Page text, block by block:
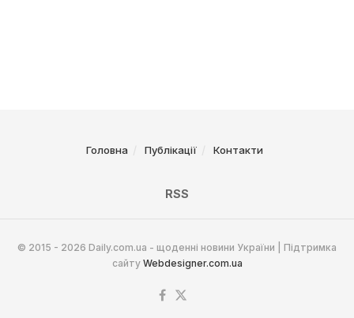
Головна Публікації Контакти
RSS
© 2015 - 2026 Daily.com.ua - щоденні новини України | Підтримка
сайту Webdesigner.com.ua